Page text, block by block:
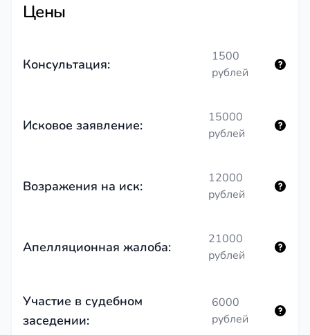
Цены
Консультация:
1500
рублей
Исковое заявление:
15000
рублей
Возражения на иск:
12000
рублей
Апелляционная жалоба:
21000
рублей
Участие в судебном
заседении:
6000
рублей